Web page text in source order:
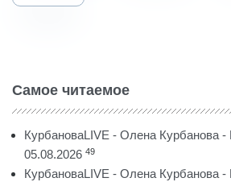
Самое читаемое
КурбановаLIVE - Олена Курбанова -
05.08.2026 49
КурбановаLIVE - Олена Курбанова -